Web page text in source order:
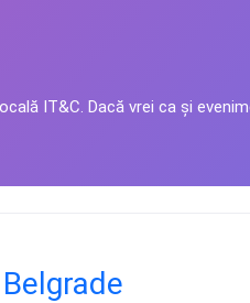
IT&C. Dacă vrei ca și